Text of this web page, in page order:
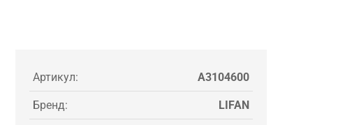
Артикул: A3104600
Бренд: LIFAN